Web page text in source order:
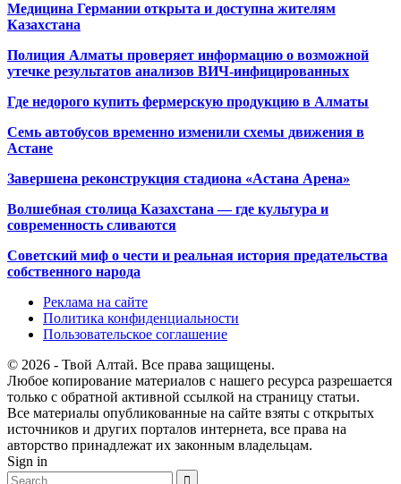
Медицина Германии открыта и доступна жителям
Казахстана
Полиция Алматы проверяет информацию о возможной
утечке результатов анализов ВИЧ-инфицированных
Где недорого купить фермерскую продукцию в Алматы
Семь автобусов временно изменили схемы движения в
Астане
Завершена реконструкция стадиона «Астана Арена»
Волшебная столица Казахстана — где культура и
современность сливаются
Советский миф о чести и реальная история предательства
собственного народа
Реклама на сайте
Политика конфиденциальности
Пользовательское соглашение
© 2026 - Твой Алтай. Все права защищены.
Любое копирование материалов с нашего ресурса разрешается
только с обратной активной ссылкой на страницу статьи.
Все материалы опубликованные на сайте взяты с открытых
источников и других порталов интернета, все права на
авторство принадлежат их законным владельцам.
Sign in